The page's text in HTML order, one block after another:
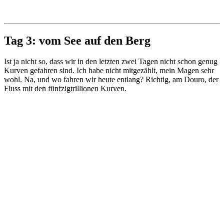
Tag 3: vom See auf den Berg
Ist ja nicht so, dass wir in den letzten zwei Tagen nicht schon genug
Kurven gefahren sind. Ich habe nicht mitgezählt, mein Magen sehr
wohl. Na, und wo fahren wir heute entlang? Richtig, am Douro, der
Fluss mit den fünfzigtrillionen Kurven.